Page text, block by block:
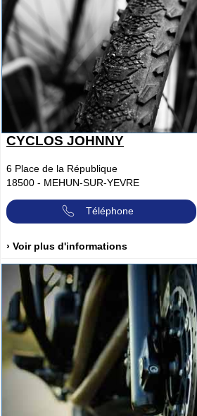
CYCLOS JOHNNY
6 Place de la République
18500 - MEHUN-SUR-YEVRE
Téléphone
› Voir plus d'informations